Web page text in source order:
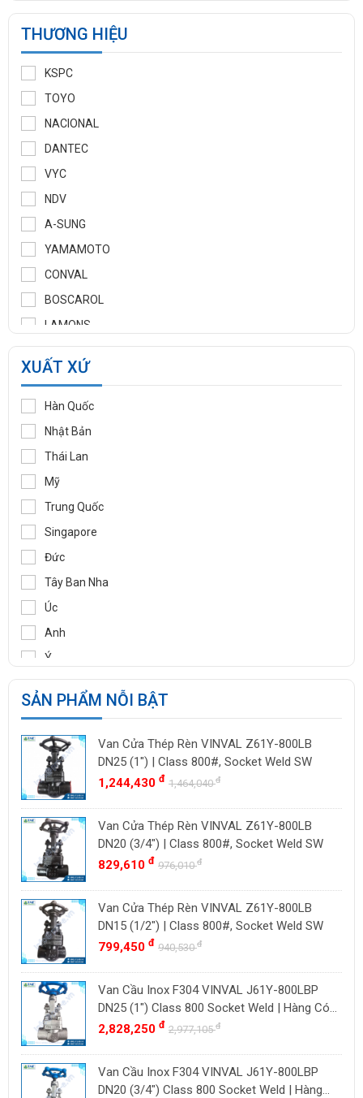
THƯƠNG HIỆU
KSPC
TOYO
NACIONAL
DANTEC
VYC
NDV
A-SUNG
YAMAMOTO
CONVAL
BOSCAROL
LAMONS
MANNTEK
KLINGER
WOOJU GASPACK
DIDTEK
RITAG
GASSO
SAMYANG
TOZEN
PEKOS
VINVAL
AZBIL
BROADY
OCV
SIRCA
BESA
BAODI
TLV
ZENNER
DOUGLAS
LESER
VENN
YOSHITAKE
KITZ
DK VALVE
TIGER
HD FIRE
ETM
TAMAKI
ASAHI
XUẤT XỨ
Hàn Quốc
Nhật Bản
Thái Lan
Mỹ
Trung Quốc
Singapore
Đức
Tây Ban Nha
Úc
Anh
Ý
Pháp
Ấn Độ
Indonesia
Malaysia
Đài Loan
Việt Nam
Thụy Sĩ
Ba Lan
SẢN PHẨM NỖI BẬT
Van Cửa Thép Rèn VINVAL Z61Y-800LB
DN25 (1") | Class 800#, Socket Weld SW
1,244,430 đ 1,464,040đ
Van Cửa Thép Rèn VINVAL Z61Y-800LB
DN20 (3/4") | Class 800#, Socket Weld SW
829,610 đ 976,010đ
Van Cửa Thép Rèn VINVAL Z61Y-800LB
DN15 (1/2") | Class 800#, Socket Weld SW
799,450 đ 940,530đ
Van Cầu Inox F304 VINVAL J61Y-800LBP
DN25 (1") Class 800 Socket Weld | Hàng Có
Sẵn
2,828,250 đ 2,977,105đ
Van Cầu Inox F304 VINVAL J61Y-800LBP
DN20 (3/4") Class 800 Socket Weld | Hàng